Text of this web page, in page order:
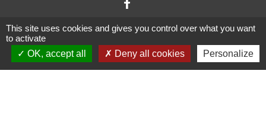
This site uses cookies and gives you control over what you want
to activate
OK, accept all
Deny all cookies Personalize